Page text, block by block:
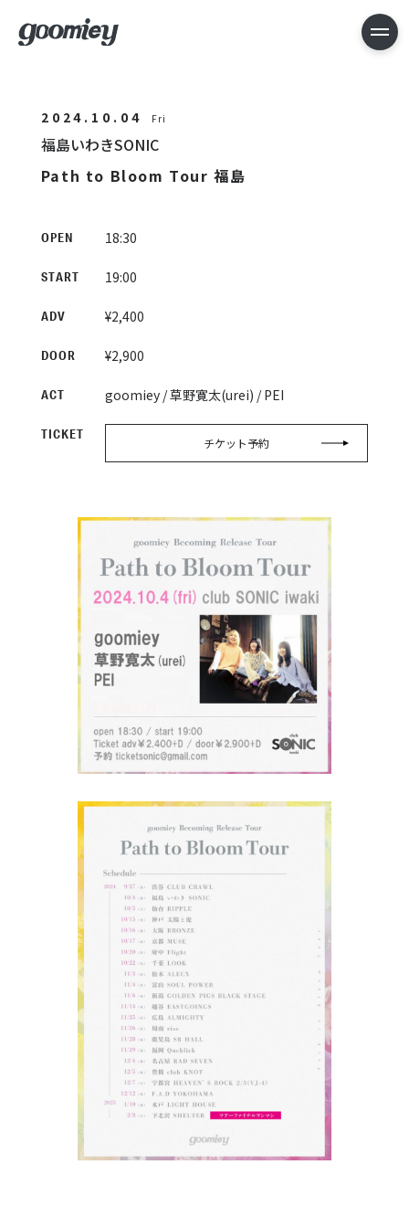
2024.10.04 Fri
福島いわきSONIC
Path to Bloom Tour 福島
OPEN 18:30
START 19:00
ADV ¥2,400
DOOR ¥2,900
ACT goomiey / 草野寛太(urei) / PEI
TICKET
チケット予約